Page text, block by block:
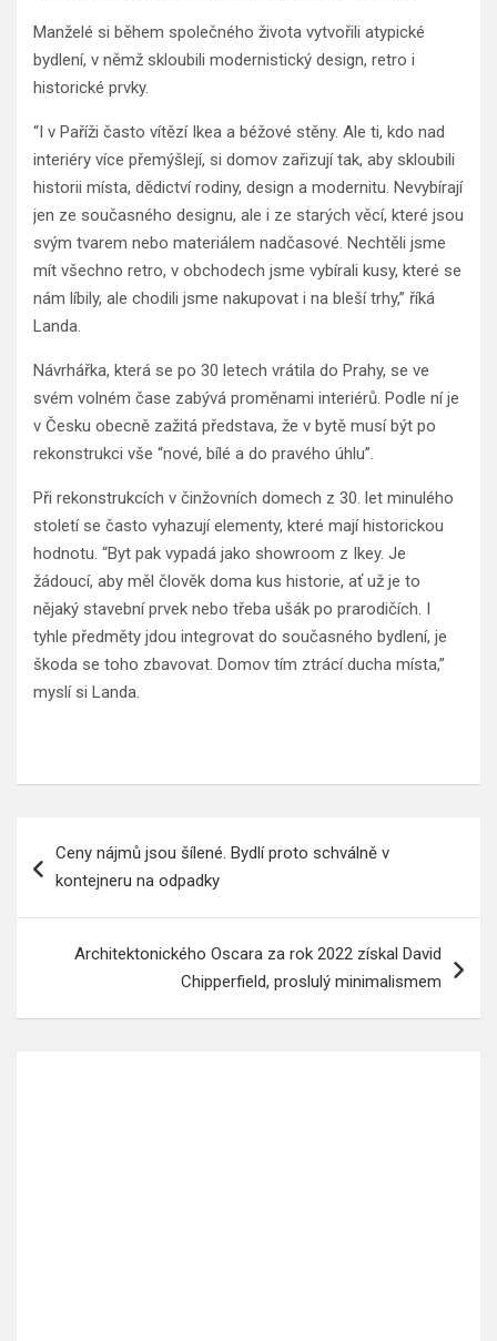
Manželé si během společného života vytvořili atypické
bydlení, v němž skloubili modernistický design, retro i
historické prvky.
“I v Paříži často vítězí Ikea a béžové stěny. Ale ti, kdo nad
interiéry více přemýšlejí, si domov zařizují tak, aby skloubili
historii místa, dědictví rodiny, design a modernitu. Nevybírají
jen ze současného designu, ale i ze starých věcí, které jsou
svým tvarem nebo materiálem nadčasové. Nechtěli jsme
mít všechno retro, v obchodech jsme vybírali kusy, které se
nám líbily, ale chodili jsme nakupovat i na bleší trhy,” říká
Landa.
Návrhářka, která se po 30 letech vrátila do Prahy, se ve
svém volném čase zabývá proměnami interiérů. Podle ní je
v Česku obecně zažitá představa, že v bytě musí být po
rekonstrukci vše “nové, bílé a do pravého úhlu”.
Při rekonstrukcích v činžovních domech z 30. let minulého
století se často vyhazují elementy, které mají historickou
hodnotu. “Byt pak vypadá jako showroom z Ikey. Je
žádoucí, aby měl člověk doma kus historie, ať už je to
nějaký stavební prvek nebo třeba ušák po prarodičích. I
tyhle předměty jdou integrovat do současného bydlení, je
škoda se toho zbavovat. Domov tím ztrácí ducha místa,”
myslí si Landa.
proCeny nájmů jsou šílené. Bydlí proto schválně v
kontejneru na odpadky
Architektonického Oscara za rok 2022 získal David
Chipperfield, proslulý minimalismem